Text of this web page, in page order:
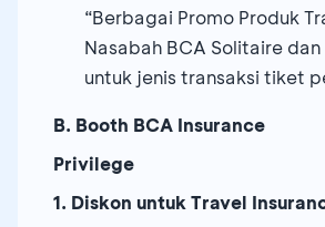
“Berbagai Promo Produk
Nasabah BCA Solitaire dan
untuk jenis transaksi tiket
B. Booth BCA Insurance
Privilege
1. Diskon untuk Travel